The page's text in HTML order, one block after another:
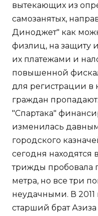
вытекающих из
самозанятых,
Диноджет" как
физлиц, на защиту
их платежами и
повышенной
для регистрации в
граждан
"Спартака"
изменилась
городского
сегодня
трижды пробовала
метра, но все три
неудачными. В 2011
старший брат